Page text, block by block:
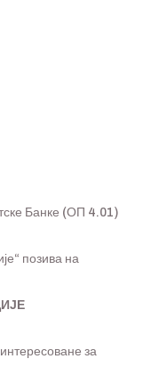
Банке (ОП 4.01)
позива на
за